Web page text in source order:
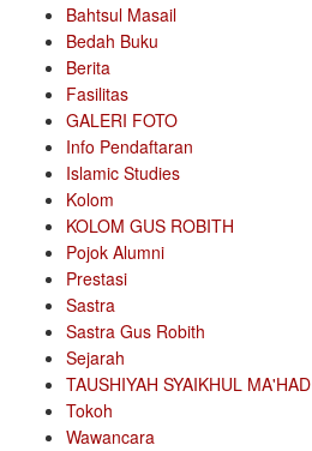
Bahtsul Masail
Bedah Buku
Berita
Fasilitas
GALERI FOTO
Info Pendaftaran
Islamic Studies
Kolom
KOLOM GUS ROBITH
Pojok Alumni
Prestasi
Sastra
Sastra Gus Robith
Sejarah
TAUSHIYAH SYAIKHUL MA'HAD
Tokoh
Wawancara